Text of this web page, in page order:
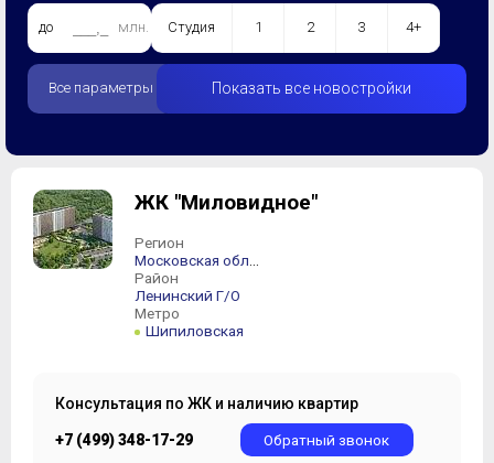
до млн. Студия 1 2 3 4+
Все параметры Показать все новостройки
ЖК "Миловидное"
Регион
Район
Ленинский Г/О
Метро
Шипиловская
Консультация по ЖК и наличию квартир
+7 (499) 348-17-29 Обратный звонок